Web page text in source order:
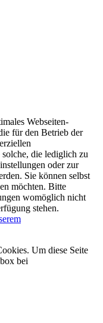
Webseiten-
für den Betrieb der
die lediglich zu
oder zur
Sie können selbst
möchten. Bitte
womöglich nicht
stehen.
Um diese Seite
bei